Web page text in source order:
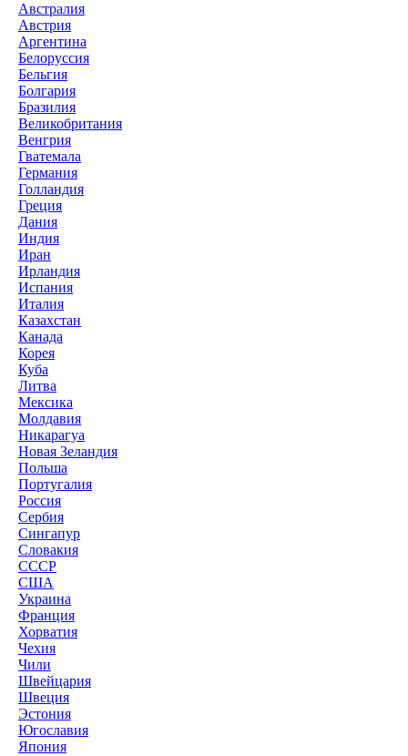
Австралия
Австрия
Аргентина
Белоруссия
Бельгия
Болгария
Бразилия
Великобритания
Венгрия
Гватемала
Германия
Голландия
Греция
Дания
Индия
Иран
Ирландия
Испания
Италия
Казахстан
Канада
Корея
Куба
Литва
Мексика
Молдавия
Никарагуа
Новая Зеландия
Польша
Португалия
Россия
Сербия
Сингапур
Словакия
СССР
США
Украина
Франция
Хорватия
Чехия
Чили
Швейцария
Швеция
Эстония
Югославия
Япония